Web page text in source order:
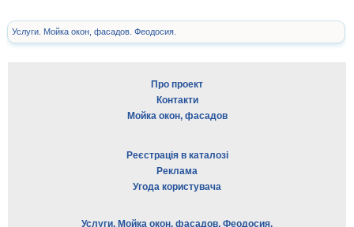
Услуги. Мойка окон, фасадов. Феодосия.
Про проект
Контакти
Мойка окон, фасадов
Реєстрація в каталозі
Реклама
Угода користувача
Услуги. Мойка окон, фасадов. Феодосия.